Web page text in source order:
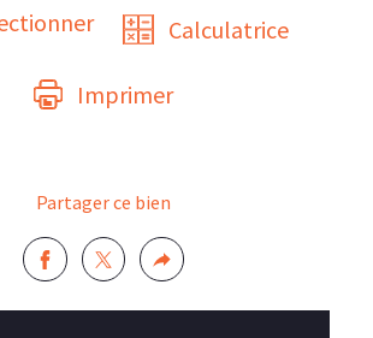
Calculatrice
Imprimer
Partager ce bien